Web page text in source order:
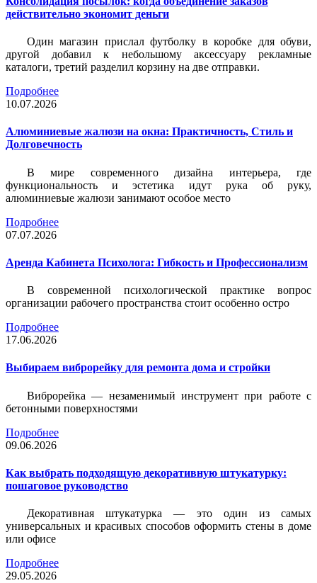
действительно экономит деньги
Один магазин прислал футболку в коробке для обуви,
другой добавил к небольшому аксессуару рекламные
каталоги, третий разделил корзину на две отправки.
Подробнее
10.07.2026
Алюминиевые жалюзи на окна: Практичность, Стиль и
Долговечность
В мире современного дизайна интерьера, где
функциональность и эстетика идут рука об руку,
алюминиевые жалюзи занимают особое место
Подробнее
07.07.2026
Аренда Кабинета Психолога: Гибкость и Профессионализм
В современной психологической практике вопрос
организации рабочего пространства стоит особенно остро
Подробнее
17.06.2026
Выбираем виброрейку для ремонта дома и стройки
Виброрейка — незаменимый инструмент при работе с
бетонными поверхностями
Подробнее
09.06.2026
Как выбрать подходящую декоративную штукатурку:
пошаговое руководство
Декоративная штукатурка — это один из самых
универсальных и красивых способов оформить стены в доме
или офисе
Подробнее
29.05.2026